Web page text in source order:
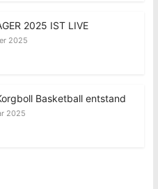
2025 IST LIVE
2025
Basketball entstand
2025